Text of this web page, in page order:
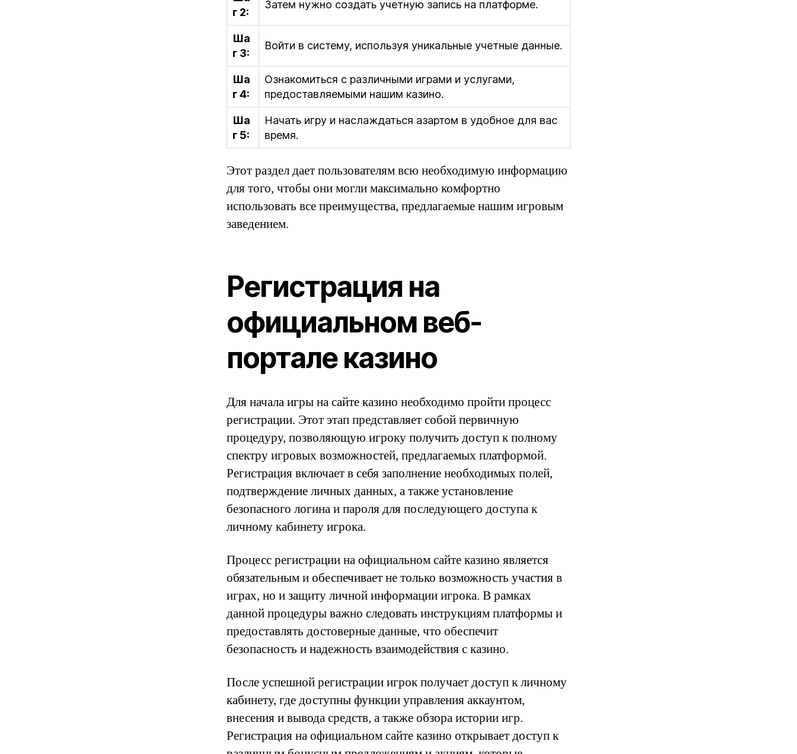
г 2:
Затем нужно создать учетную запись на платформе.
Ша
г 3:
Войти в систему, используя уникальные учетные данные.
Ша
г 4:
Ознакомиться с различными играми и услугами,
предоставляемыми нашим казино.
Ша
г 5:
Начать игру и наслаждаться азартом в удобное для вас
время.
Этот раздел дает пользователям всю необходимую информацию
для того, чтобы они могли максимально комфортно
использовать все преимущества, предлагаемые нашим игровым
заведением.
Регистрация на
официальном веб-
портале казино
Для начала игры на сайте казино необходимо пройти процесс
регистрации. Этот этап представляет собой первичную
процедуру, позволяющую игроку получить доступ к полному
спектру игровых возможностей, предлагаемых платформой.
Регистрация включает в себя заполнение необходимых полей,
подтверждение личных данных, а также установление
безопасного логина и пароля для последующего доступа к
личному кабинету игрока.
Процесс регистрации на официальном сайте казино является
обязательным и обеспечивает не только возможность участия в
играх, но и защиту личной информации игрока. В рамках
данной процедуры важно следовать инструкциям платформы и
предоставлять достоверные данные, что обеспечит
безопасность и надежность взаимодействия с казино.
После успешной регистрации игрок получает доступ к личному
кабинету, где доступны функции управления аккаунтом,
внесения и вывода средств, а также обзора истории игр.
Регистрация на официальном сайте казино открывает доступ к